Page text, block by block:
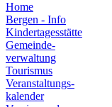
Home
Bergen - Info
Kindertagesstätte
Gemeinde-
verwaltung
Tourismus
Veranstaltungs-
kalender